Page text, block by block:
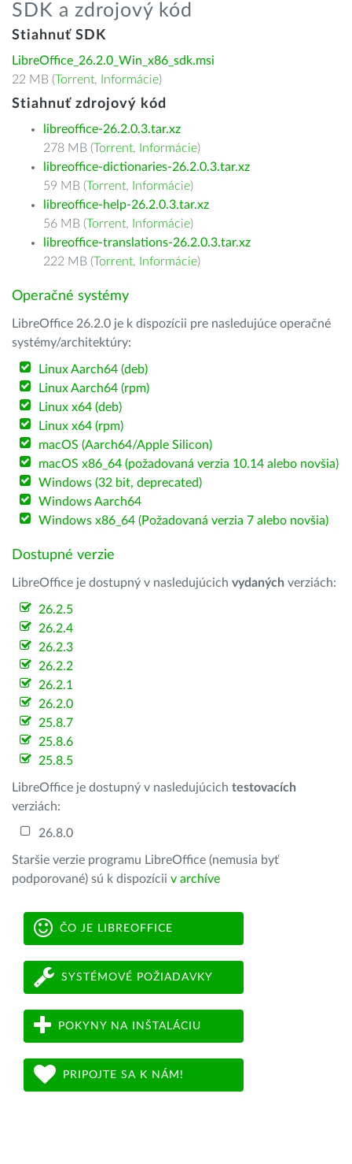
SDK a zdrojový kód
Stiahnuť SDK
LibreOffice_26.2.0_Win_x86_sdk.msi
22 MB (Torrent, Informácie)
Stiahnuť zdrojový kód
libreoffice-26.2.0.3.tar.xz
278 MB (Torrent, Informácie)
libreoffice-dictionaries-26.2.0.3.tar.xz
59 MB (Torrent, Informácie)
libreoffice-help-26.2.0.3.tar.xz
56 MB (Torrent, Informácie)
libreoffice-translations-26.2.0.3.tar.xz
222 MB (Torrent, Informácie)
Operačné systémy
LibreOffice 26.2.0 je k dispozícii pre nasledujúce operačné
systémy/architektúry:
Linux Aarch64 (deb)
Linux Aarch64 (rpm)
Linux x64 (deb)
Linux x64 (rpm)
macOS (Aarch64/Apple Silicon)
macOS x86_64 (požadovaná verzia 10.14 alebo novšia)
Windows (32 bit, deprecated)
Windows Aarch64
Windows x86_64 (Požadovaná verzia 7 alebo novšia)
Dostupné verzie
LibreOffice je dostupný v nasledujúcich vydaných verziách:
26.2.5
26.2.4
26.2.3
26.2.2
26.2.1
26.2.0
25.8.7
25.8.6
25.8.5
LibreOffice je dostupný v nasledujúcich testovacích
verziách:
26.8.0
Staršie verzie programu LibreOffice (nemusia byť
podporované) sú k dispozícii v archíve
ČO JE LIBREOFFICE
SYSTÉMOVÉ POŽIADAVKY
POKYNY NA INŠTALÁCIU
PRIPOJTE SA K NÁM!